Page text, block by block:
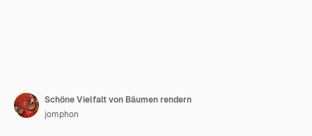
Schöne Vielfalt von Bäumen rendern
jomphon